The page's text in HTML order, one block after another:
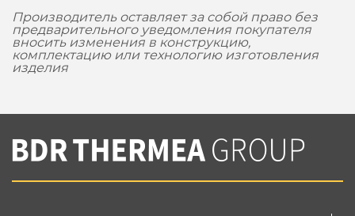
Производитель оставляет за собой право без
предварительного уведомления покупателя
вносить изменения в конструкцию,
комплектацию или технологию изготовления
изделия